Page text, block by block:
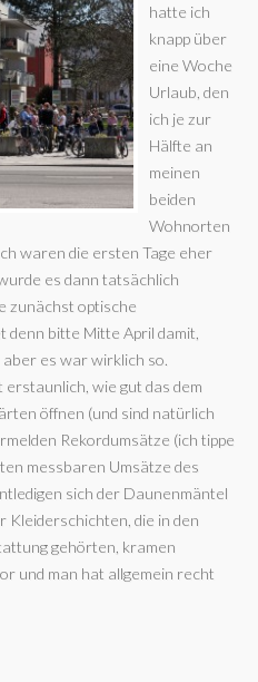
hatte ich
knapp über
eine Woche
Urlaub, den
ich je zur
Hälfte an
meinen
beiden
Wohnorten
waren die ersten Tage eher
es dann tatsächlich
zunächst optische
denn bitte Mitte April damit,
aber es war wirklich so.
wie gut das dem
öffnen (und sind natürlich
Rekordumsätze (ich tippe
messbaren Umsätze des
sich der Daunenmäntel
die in den
gehörten, kramen
und man hat allgemein recht